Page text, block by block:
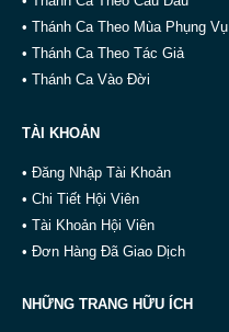
• Thánh Ca Theo Mùa Phụng Vụ
• Thánh Ca Theo Tác Giả
• Thánh Ca Vào Đời
TÀI KHOẢN
• Đăng Nhập Tài Khoản
• Chi Tiết Hội Viên
• Tài Khoản Hội Viên
• Đơn Hàng Đã Giao Dịch
NHỮNG TRANG HỮU ÍCH